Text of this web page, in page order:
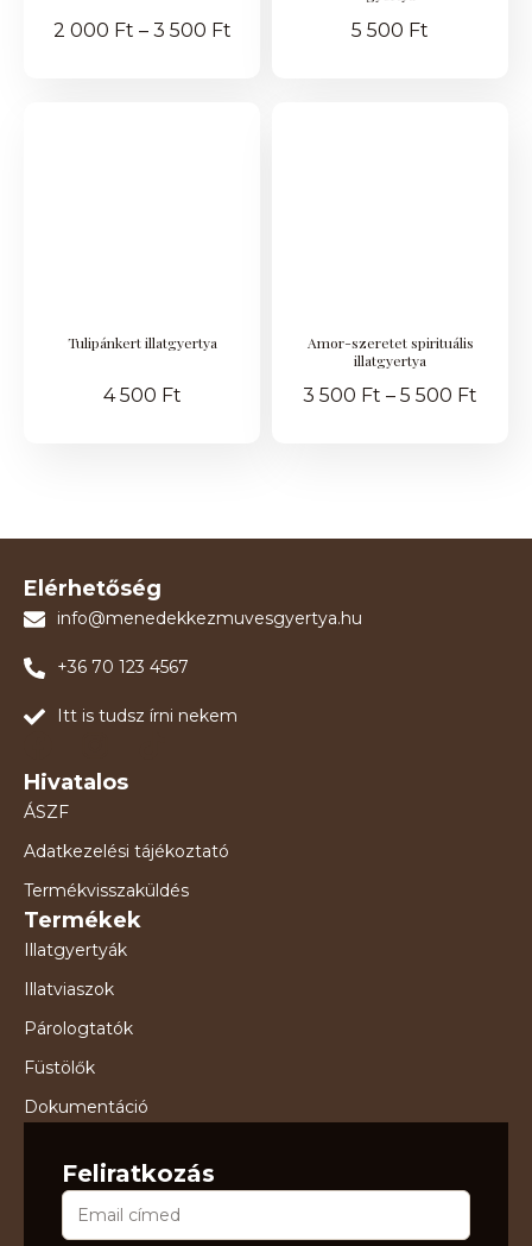
2 000 Ft – 3 500 Ft 5 500 Ft
Tulipánkert illatgyertya
4 500 Ft
Amor-szeretet spirituális
illatgyertya
3 500 Ft – 5 500 Ft
Elérhetőség
info@menedekkezmuvesgyertya.hu
+36 70 123 4567
Itt is tudsz írni nekem
Hivatalos
ÁSZF
Adatkezelési tájékoztató
Termékvisszaküldés
Termékek
Illatgyertyák
Illatviaszok
Párologtatók
Füstölők
Dokumentáció
Feliratkozás